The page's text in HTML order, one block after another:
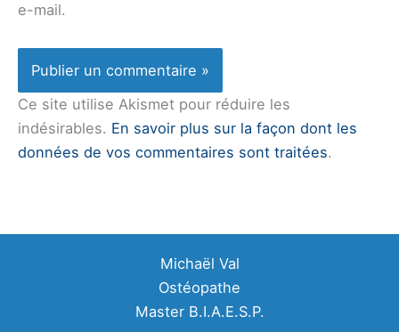
e-mail.
Ce site utilise Akismet pour réduire les
indésirables. En savoir plus sur la façon dont les
données de vos commentaires sont traitées.
Michaël Val
Ostéopathe
Master B.I.A.E.S.P.